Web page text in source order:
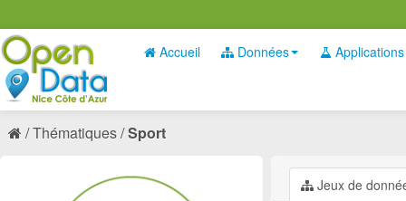
Accueil Données Applications
Thématiques Sport
Jeux de